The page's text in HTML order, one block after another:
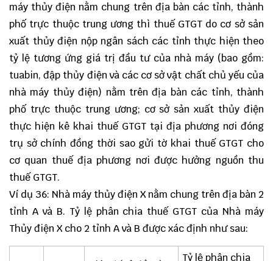
máy thủy điện nằm chung trên địa bàn các tỉnh, thành
phố trực thuộc trung ương thì thuế GTGT do cơ sở sản
xuất thủy điện nộp ngân sách các tỉnh thực hiện theo
tỷ lệ tương ứng giá trị đầu tư của nhà máy (bao gồm:
tuabin, đập thủy điện và các cơ sở vật chất chủ yếu của
nhà máy thủy điện) nằm trên địa bàn các tỉnh, thành
phố trực thuộc trung ương; cơ sở sản xuất thủy điện
thực hiện kê khai thuế GTGT tại địa phương nơi đóng
trụ sở chính đồng thời sao gửi tờ khai thuế GTGT cho
cơ quan thuế địa phương nơi được hưởng nguồn thu
thuế GTGT.
Ví dụ 36: Nhà máy thủy điện X nằm chung trên địa bàn 2
tỉnh A và B. Tỷ lệ phân chia thuế GTGT của Nhà máy
Thủy điện X cho 2 tỉnh A và B được xác định như sau:
Tỷ lệ phân chia